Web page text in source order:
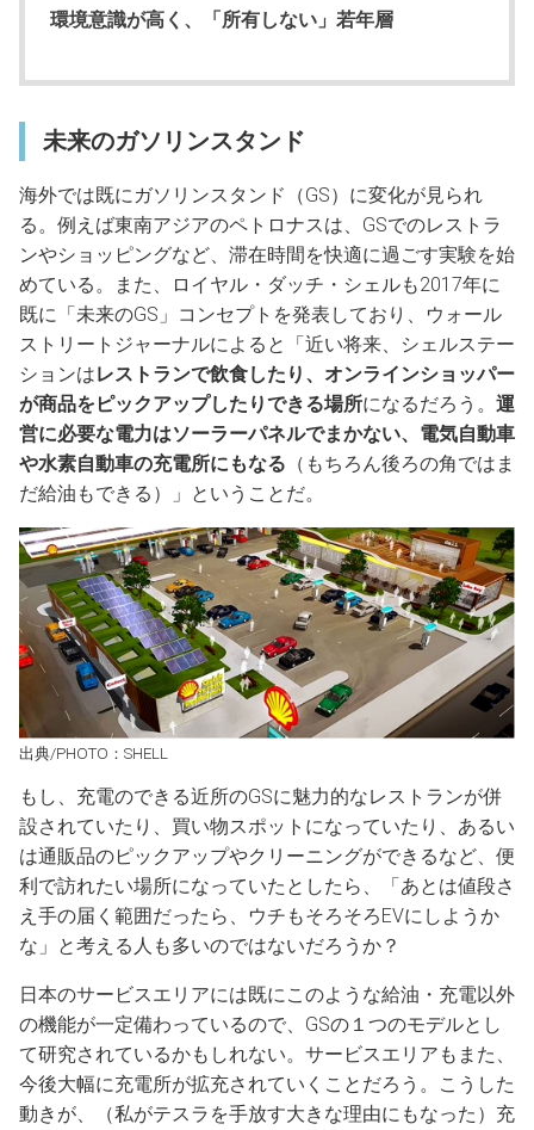
環境意識が高く、「所有しない」若年層
未来のガソリンスタンド
海外では既にガソリンスタンド（GS）に変化が見られ
る。例えば東南アジアのペトロナスは、GSでのレストラ
ンやショッピングなど、滞在時間を快適に過ごす実験を始
めている。また、ロイヤル・ダッチ・シェルも2017年に
既に「未来のGS」コンセプトを発表しており、ウォール
ストリートジャーナルによると「近い将来、シェルステー
ションはレストランで飲食したり、オンラインショッパー
が商品をピックアップしたりできる場所になるだろう。 運
営に必要な電力はソーラーパネルでまかない、電気自動車
や水素自動車の充電所にもなる （もちろん後ろの角ではま
だ給油もできる）」ということだ。
出典/PHOTO：SHELL
もし、充電のできる近所のGSに魅力的なレストランが併
設されていたり、買い物スポットになっていたり、あるい
は通販品のピックアップやクリーニングができるなど、便
利で訪れたい場所になっていたとしたら、「あとは値段さ
え手の届く範囲だったら、ウチもそろそろEVにしようか
な」と考える人も多いのではないだろうか？
日本のサービスエリアには既にこのような給油・充電以外
の機能が一定備わっているので、GSの１つのモデルとし
て研究されているかもしれない。サービスエリアもまた、
今後大幅に充電所が拡充されていくことだろう。こうした
動きが、（私がテスラを手放す大きな理由にもなった）充